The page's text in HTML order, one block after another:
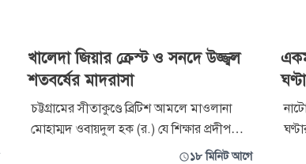
খালেদা জিয়ার ক্রেস্ট ও সনদে উজ্জ্বল
শতবর্ষের মাদরাসা
চট্টগ্রামের সীতাকুণ্ডে ব্রিটিশ আমলে মাওলানা
মোহাম্মদ ওবায়দুল হক (র.) যে শিক্ষার প্রদীপ
প্রজ্বলিত করেছিলেন, শতবর্ষ পেরিয়েও তার আলো
১৮ মিনিট আগে